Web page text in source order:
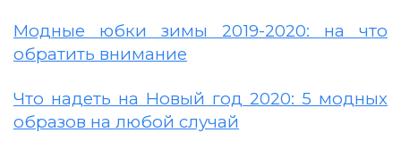
Модные юбки зимы 2019-2020: на что
обратить внимание
Что надеть на Новый год 2020: 5 модных
образов на любой случай